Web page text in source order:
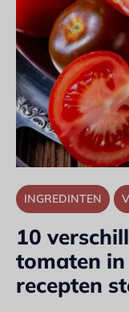
INGREDINTEN
10
tomaten
recepten